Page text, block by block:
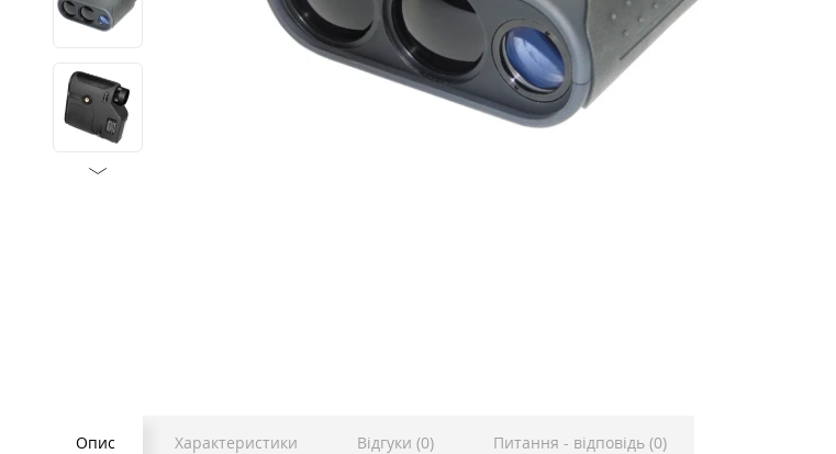
Опис Характеристики Відгуки (0) Питання - відповідь (0)